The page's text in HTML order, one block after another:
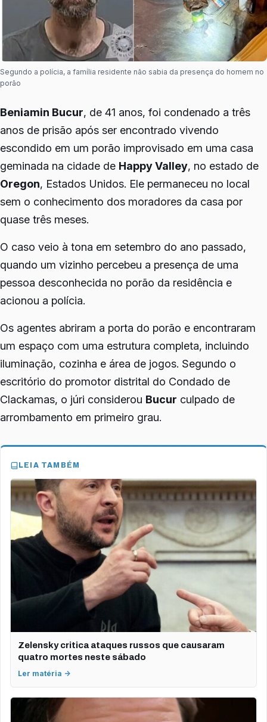
Segundo a polícia, a família residente não sabia da presença do homem no
porão
Beniamin Bucur, de 41 anos, foi condenado a três
anos de prisão após ser encontrado vivendo
escondido em um porão improvisado em uma casa
geminada na cidade de Happy Valley, no estado de
Oregon, Estados Unidos. Ele permaneceu no local
sem o conhecimento dos moradores da casa por
quase três meses.
O caso veio à tona em setembro do ano passado,
quando um vizinho percebeu a presença de uma
pessoa desconhecida no porão da residência e
acionou a polícia.
Os agentes abriram a porta do porão e encontraram
um espaço com uma estrutura completa, incluindo
iluminação, cozinha e área de jogos. Segundo o
escritório do promotor distrital do Condado de
Clackamas, o júri considerou Bucur culpado de
arrombamento em primeiro grau.
LEIA TAMBÉM
Zelensky critica ataques russos que causaram
quatro mortes neste sábado
Ler matéria →